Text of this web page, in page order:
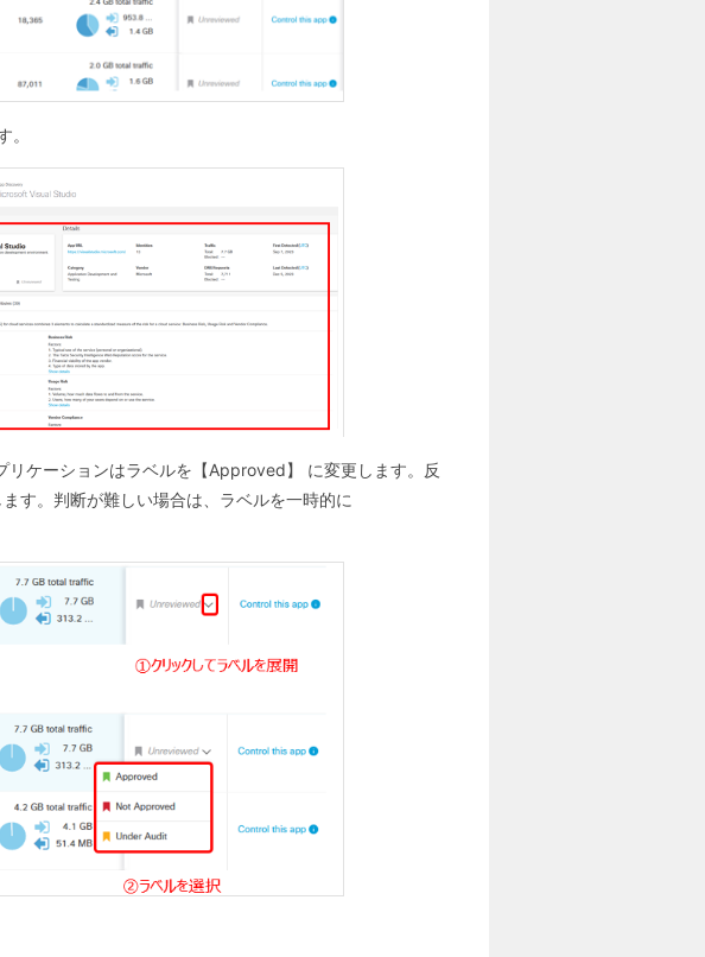
ケーションはラベルを【Approved】 に変更します。反
す。判断が難しい場合は、ラベルを一時的に